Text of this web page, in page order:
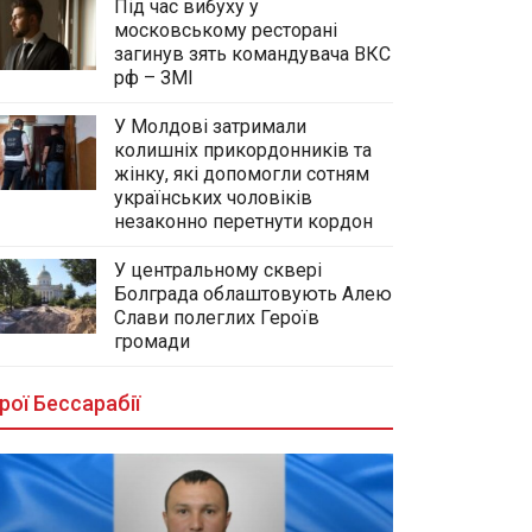
Під час вибуху у
московському ресторані
загинув зять командувача ВКС
рф – ЗМІ
У Молдові затримали
колишніх прикордонників та
жінку, які допомогли сотням
українських чоловіків
незаконно перетнути кордон
У центральному сквері
Болграда облаштовують Алею
Слави полеглих Героїв
громади
Бессарабії